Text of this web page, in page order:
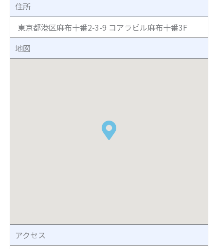
住所
東京都港区麻布十番2-3-9 コアラビル麻布十番3F
地図
アクセス